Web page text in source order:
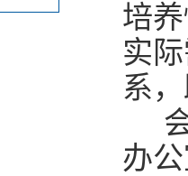
培
实
系
办